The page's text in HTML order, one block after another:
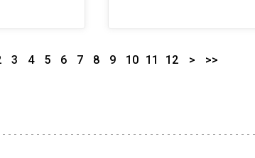
3 4 5 6 7 8 9 10 11 12 > >>